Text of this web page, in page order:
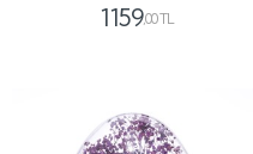
1159,00 TL